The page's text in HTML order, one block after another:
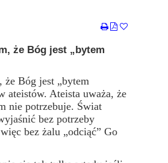
że Bóg jest „bytem
Bóg jest „bytem
ateistów. Ateista uważa, że
nie potrzebuje. Świat
bez potrzeby
bez żalu „odciąć” Go